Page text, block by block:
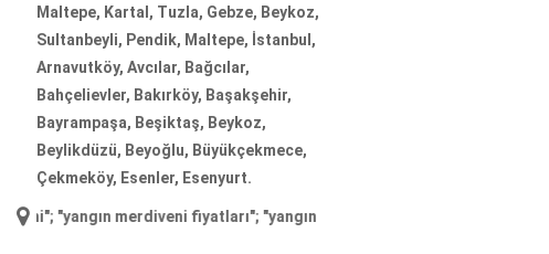
Maltepe, Kartal, Tuzla, Gebze, Beykoz,
Sultanbeyli, Pendik, Maltepe, İstanbul,
Arnavutköy, Avcılar, Bağcılar,
Bahçelievler, Bakırköy, Başakşehir,
Bayrampaşa, Beşiktaş, Beykoz,
Beylikdüzü, Beyoğlu, Büyükçekmece,
Çekmeköy, Esenler, Esenyurt.
yangın merdiveni fiyatları"; "yangın merdiveni firmaları